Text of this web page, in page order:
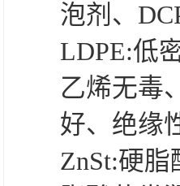
泡剂、
LDPE:低
乙烯无毒
好、绝缘
ZnSt:硬